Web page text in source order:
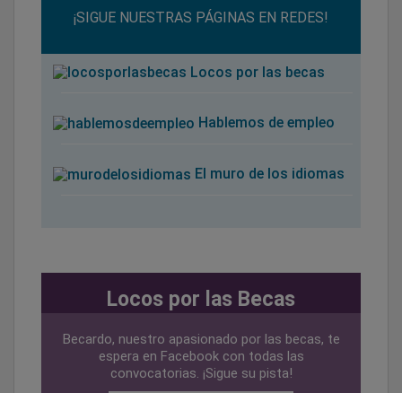
¡SIGUE NUESTRAS PÁGINAS EN REDES!
Locos por las becas
Hablemos de empleo
El muro de los idiomas
Locos por las Becas
Becardo, nuestro apasionado por las becas, te
espera en Facebook con todas las
convocatorias. ¡Sigue su pista!